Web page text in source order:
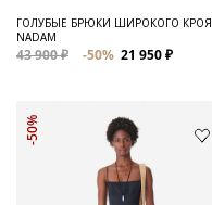
ГОЛУБЫЕ БРЮКИ ШИРОКОГО КРОЯ
NADAM
43 900 ₽ -50% 21 950 ₽
-50%